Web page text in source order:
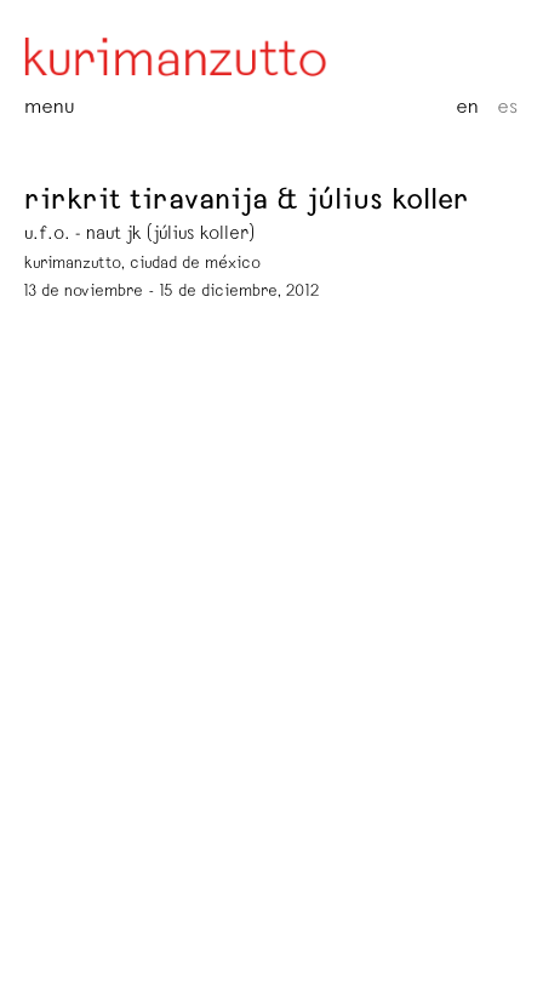
menu en es
rirkrit tiravanija & július koller
u.f.o. - naut jk (július koller)
kurimanzutto, ciudad de méxico
13 de noviembre - 15 de diciembre, 2012